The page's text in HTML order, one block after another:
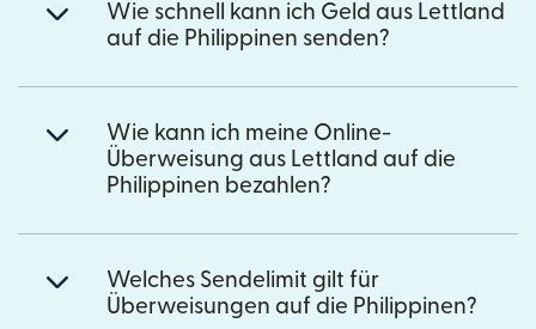
Wie schnell kann ich Geld aus Lettland
auf die Philippinen senden?
Wie kann ich meine Online-
Überweisung aus Lettland auf die
Philippinen bezahlen?
Welches Sendelimit gilt für
Überweisungen auf die Philippinen?